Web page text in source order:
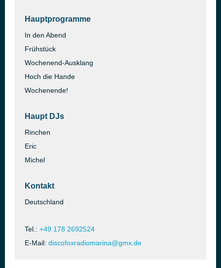
Hauptprogramme
In den Abend
Frühstück
Wochenend-Ausklang
Hoch die Hande
Wochenende!
Haupt DJs
Rinchen
Eric
Michel
Kontakt
Deutschland
Tel.: +49 178 2692524
E-Mail: discofoxradiomarina@gmx.de